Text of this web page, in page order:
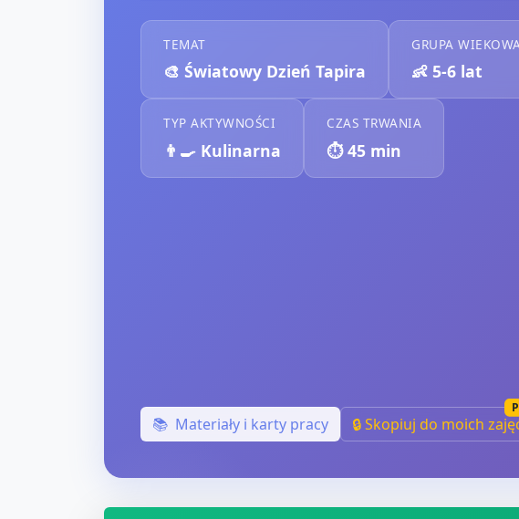
TEMAT
🎨 Światowy Dzień Tapira
GRUPA
👶 5-6 lat
TYP AKTYWNOŚCI
👨‍🍳 Kulinarna
CZAS TRWANIA
⏱️45 min
📚 Materiały i karty pracy 🔒 Skopiuj do moich